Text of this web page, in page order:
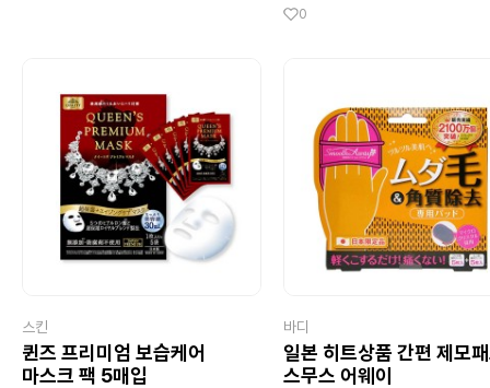
0
스킨
퀸즈 프리미엄 보습케어
마스크 팩 5매입
바디
일본 히트상품 간편 제모
스무스 어웨이